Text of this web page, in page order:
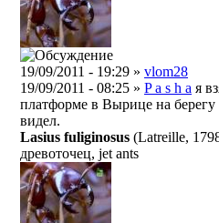
19/09/2011 - 19:29 » vlom28
19/09/2011 - 08:25 » P a s h a я
платформе в Вырице на берегу
видел.
Lasius fuliginosus (Latreille,
древоточец, jet ants